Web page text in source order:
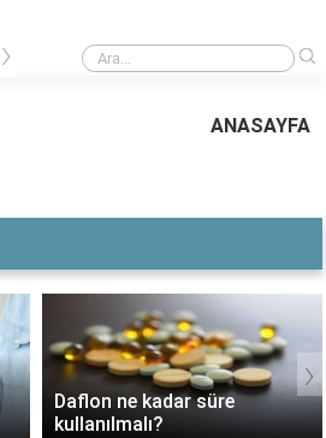
Bodrum merkez ilçeleri hangileri?
›
ANASAYFA
Daflon ne kadar süre
kullanılmalı?
›